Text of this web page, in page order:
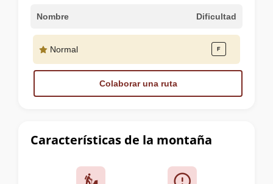
Características de la montaña
Nombre Dificultad
Normal
Colaborar una ruta